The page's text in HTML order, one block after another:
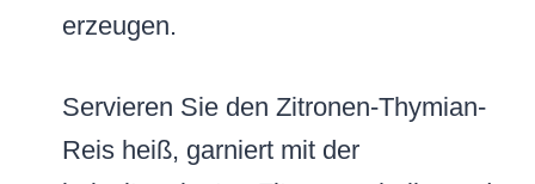
erzeugen.
Servieren Sie den Zitronen-Thymian-
Reis heiß, garniert mit der